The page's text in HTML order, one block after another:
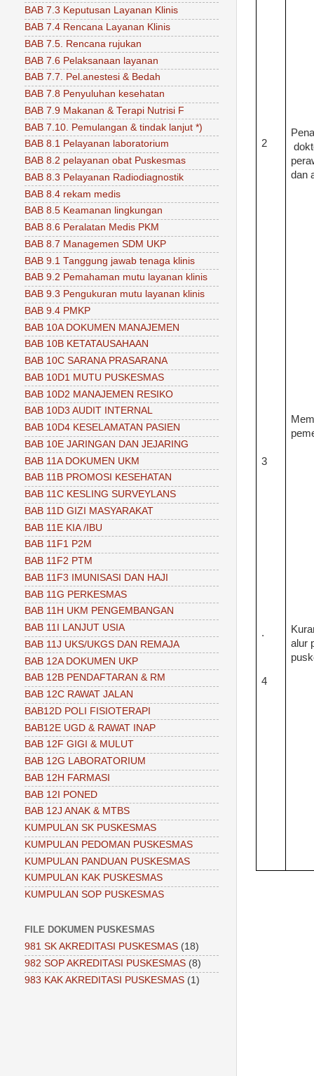
2
3
.
4
dan
alur
BAB 7.3 Keputusan Layanan Klinis
BAB 7.4 Rencana Layanan Klinis
BAB 7.5. Rencana rujukan
BAB 7.6 Pelaksanaan layanan
BAB 7.7. Pel.anestesi & Bedah
BAB 7.8 Penyuluhan kesehatan
BAB 7.9 Makanan & Terapi Nutrisi F
BAB 7.10. Pemulangan & tindak lanjut *)
BAB 8.1 Pelayanan laboratorium
BAB 8.2 pelayanan obat Puskesmas
BAB 8.3 Pelayanan Radiodiagnostik
BAB 8.4 rekam medis
BAB 8.5 Keamanan lingkungan
BAB 8.6 Peralatan Medis PKM
BAB 8.7 Managemen SDM UKP
BAB 9.1 Tanggung jawab tenaga klinis
BAB 9.2 Pemahaman mutu layanan klinis
BAB 9.3 Pengukuran mutu layanan klinis
BAB 9.4 PMKP
BAB 10A DOKUMEN MANAJEMEN
BAB 10B KETATAUSAHAAN
BAB 10C SARANA PRASARANA
BAB 10D1 MUTU PUSKESMAS
BAB 10D2 MANAJEMEN RESIKO
BAB 10D3 AUDIT INTERNAL
BAB 10D4 KESELAMATAN PASIEN
BAB 10E JARINGAN DAN JEJARING
BAB 11A DOKUMEN UKM
BAB 11B PROMOSI KESEHATAN
BAB 11C KESLING SURVEYLANS
BAB 11D GIZI MASYARAKAT
BAB 11E KIA /IBU
BAB 11F1 P2M
BAB 11F2 PTM
BAB 11F3 IMUNISASI DAN HAJI
BAB 11G PERKESMAS
BAB 11H UKM PENGEMBANGAN
BAB 11I LANJUT USIA
BAB 11J UKS/UKGS DAN REMAJA
BAB 12A DOKUMEN UKP
BAB 12B PENDAFTARAN & RM
BAB 12C RAWAT JALAN
BAB12D POLI FISIOTERAPI
BAB12E UGD & RAWAT INAP
BAB 12F GIGI & MULUT
BAB 12G LABORATORIUM
BAB 12H FARMASI
BAB 12I PONED
BAB 12J ANAK & MTBS
KUMPULAN SK PUSKESMAS
KUMPULAN PEDOMAN PUSKESMAS
KUMPULAN PANDUAN PUSKESMAS
KUMPULAN KAK PUSKESMAS
KUMPULAN SOP PUSKESMAS
FILE DOKUMEN PUSKESMAS
981 SK AKREDITASI PUSKESMAS (18)
982 SOP AKREDITASI PUSKESMAS (8)
983 KAK AKREDITASI PUSKESMAS (1)